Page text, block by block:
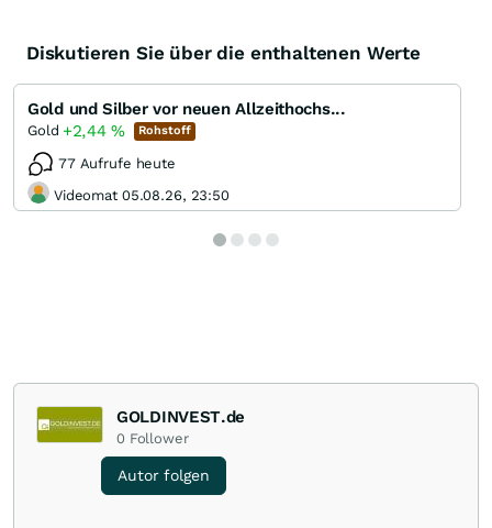
Diskutieren Sie über die enthaltenen Werte
Gold und Silber vor neuen Allzeithochs...
Gold +2,44% Rohstoff
77 Aufrufe heute
Videomat 05.08.26, 23:50
GOLDINVEST.de
0 Follower
Autor folgen